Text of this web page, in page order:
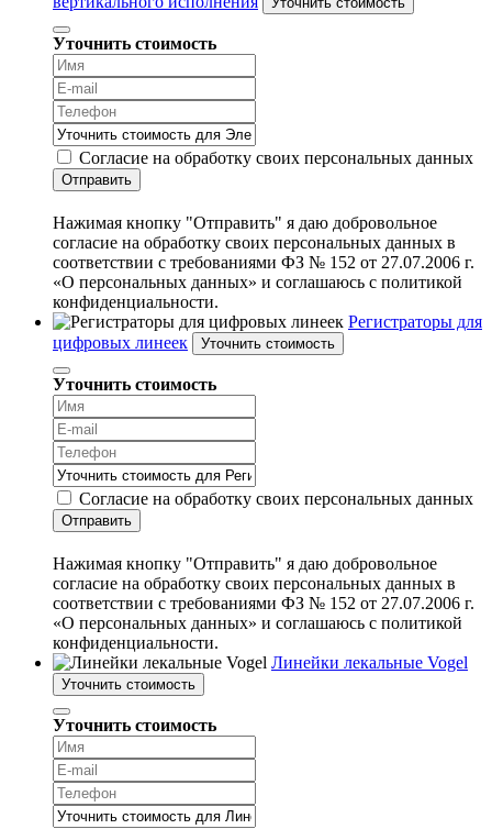
Уточнить стоимость
Согласие на обработку своих персональных данных
Отправить
Нажимая кнопку "Отправить" я даю добровольное
согласие на обработку своих персональных данных в
соответствии с требованиями ФЗ № 152 от 27.07.2006 г.
«О персональных данных» и соглашаюсь с политикой
конфиденциальности.
Регистраторы для
цифровых линеек
Уточнить стоимость
Уточнить стоимость
Согласие на обработку своих персональных данных
Отправить
Нажимая кнопку "Отправить" я даю добровольное
согласие на обработку своих персональных данных в
соответствии с требованиями ФЗ № 152 от 27.07.2006 г.
«О персональных данных» и соглашаюсь с политикой
конфиденциальности.
Линейки лекальные Vogel
Уточнить стоимость
Уточнить стоимость